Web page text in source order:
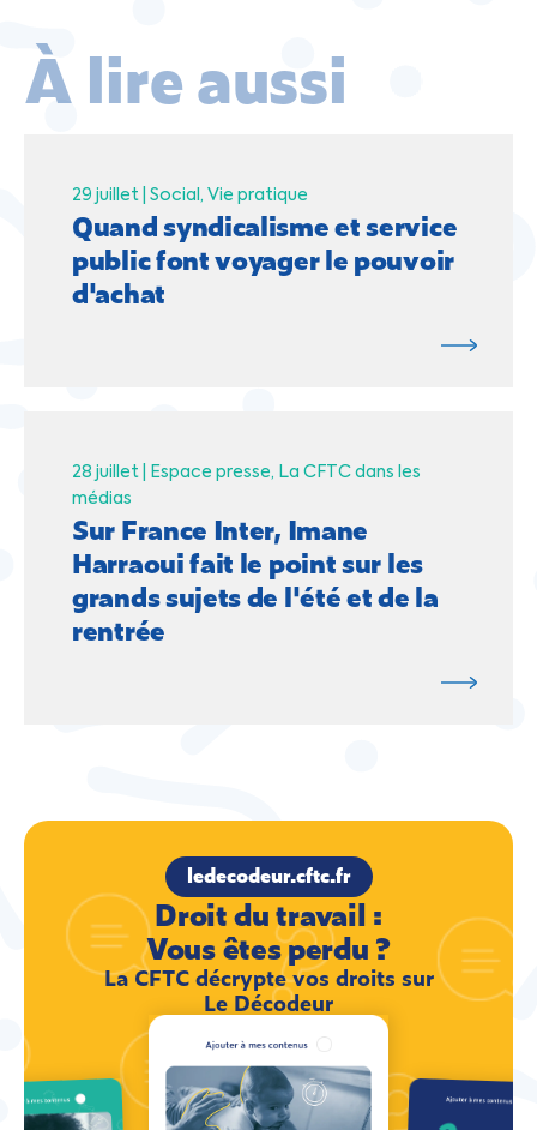
À lire aussi
29 juillet | Social Vie pratique
Quand syndicalisme et service
public font voyager le pouvoir
d'achat
28 juillet | Espace presse
La CFTC dans les
médias
Sur France Inter, Imane
Harraoui fait le point sur les
grands sujets de l'été et de la
rentrée
ledecodeur.cftc.fr
Droit du travail :
Vous êtes perdu ?
La CFTC décrypte vos droits sur
Le Décodeur